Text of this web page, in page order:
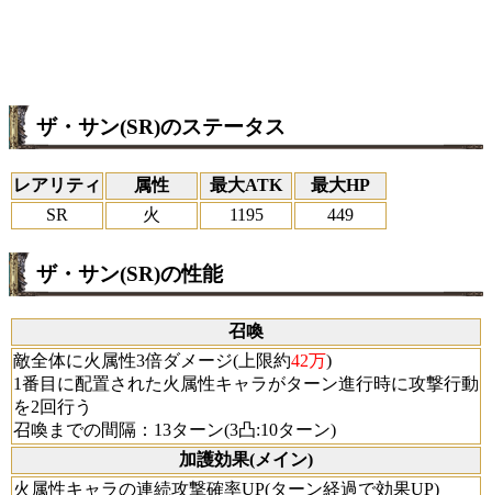
ザ・サン(SR)のステータス
レアリティ 属性 最大ATK
最大HP
SR
火 1195 449
ザ・サン(SR)の性能
召喚
敵全体に火属性3倍ダメージ(上限約42万)
1番目に配置された火属性キャラがターン進行時に攻撃行動
を2回行う
召喚までの間隔：13ターン(3凸:10ターン)
加護効果(メイン)
火属性キャラの連続攻撃確率UP(ターン経過で効果UP)